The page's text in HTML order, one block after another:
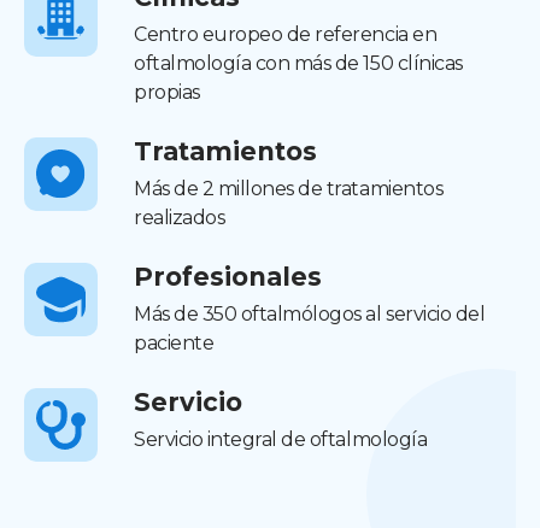
Centro europeo de referencia en
oftalmología con más de 150 clínicas
propias
Tratamientos
Más de 2 millones de tratamientos
realizados
Profesionales
Más de 350 oftalmólogos al servicio del
paciente
Servicio
Servicio integral de oftalmología